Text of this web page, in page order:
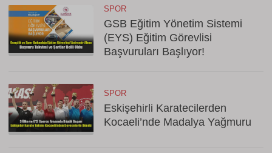
SPOR
GSB Eğitim Yönetim Sistemi
(EYS) Eğitim Görevlisi
Başvuruları Başlıyor!
SPOR
Eskişehirli Karatecilerden
Kocaeli’nde Madalya Yağmuru